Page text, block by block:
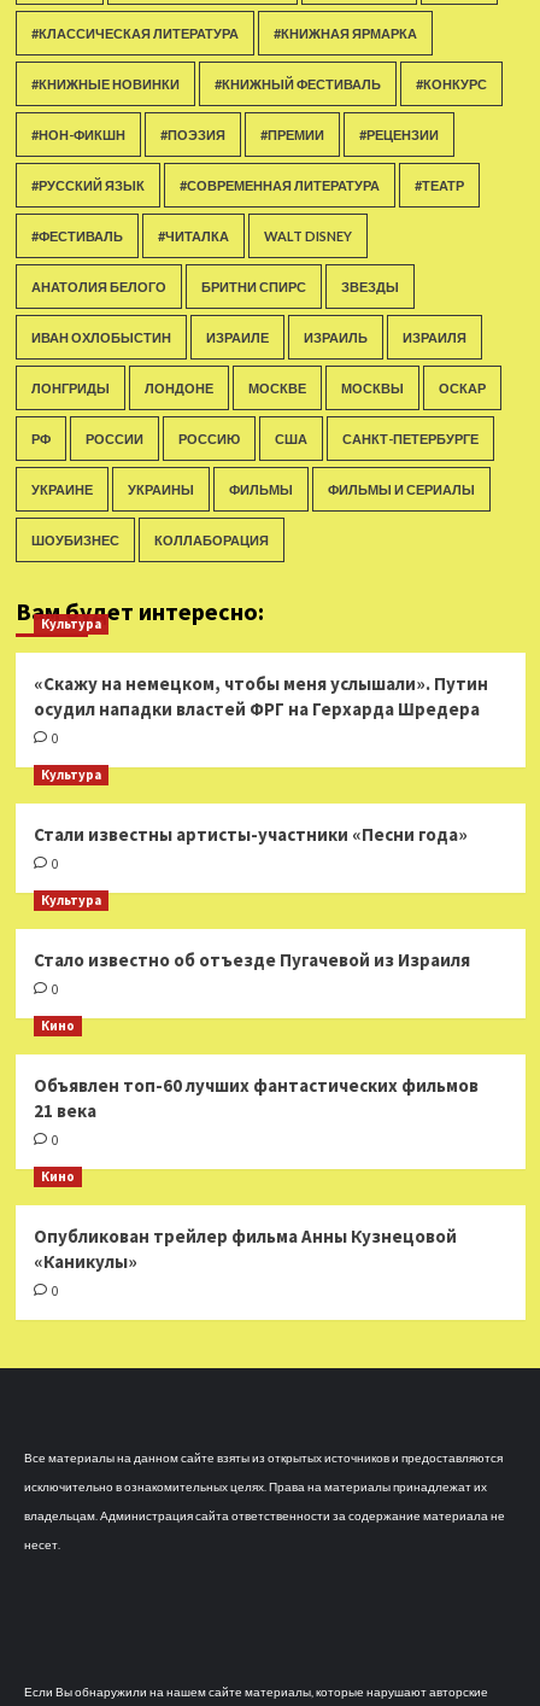
#КЛАССИЧЕСКАЯ ЛИТЕРАТУРА #КНИЖНАЯ ЯРМАРКА
#КНИЖНЫЕ НОВИНКИ #КНИЖНЫЙ ФЕСТИВАЛЬ #КОНКУРС
#НОН-ФИКШН #ПОЭЗИЯ #ПРЕМИИ #РЕЦЕНЗИИ
#РУССКИЙ ЯЗЫК #СОВРЕМЕННАЯ ЛИТЕРАТУРА #ТЕАТР
#ФЕСТИВАЛЬ #ЧИТАЛКА WALT DISNEY
АНАТОЛИЯ БЕЛОГО БРИТНИ СПИРС ЗВЕЗДЫ
ИВАН ОХЛОБЫСТИН ИЗРАИЛЕ ИЗРАИЛЬ ИЗРАИЛЯ
ЛОНГРИДЫ ЛОНДОНЕ МОСКВЕ МОСКВЫ ОСКАР
РФ РОССИИ РОССИЮ США САНКТ-ПЕТЕРБУРГЕ
УКРАИНЕ УКРАИНЫ ФИЛЬМЫ ФИЛЬМЫ И СЕРИАЛЫ
ШОУБИЗНЕС КОЛЛАБОРАЦИЯ
Вам будет интересно:
Культура
«Скажу на немецком, чтобы меня услышали». Путин
осудил нападки властей ФРГ на Герхарда Шредера
0
Культура
Стали известны артисты-участники «Песни года»
0
Культура
Стало известно об отъезде Пугачевой из Израиля
0
Кино
Объявлен топ-60 лучших фантастических фильмов
21 века
0
Кино
Опубликован трейлер фильма Анны Кузнецовой
«Каникулы»
0
Все материалы на данном сайте взяты из открытых источников и предоставляются
исключительно в ознакомительных целях. Права на материалы принадлежат их
владельцам. Администрация сайта ответственности за содержание материала не
несет.
Если Вы обнаружили на нашем сайте материалы, которые нарушают авторские